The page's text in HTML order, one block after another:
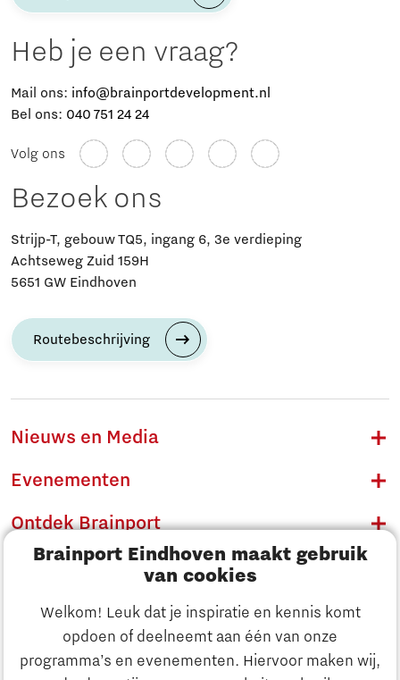
Brainport Eindhoven maakt gebruik
van cookies
Welkom! Leuk dat je inspiratie en kennis komt
opdoen of deelneemt aan één van onze
programma’s en evenementen. Hiervoor maken wij,
Ontdek Brainport
Heb je een vraag?
Mail ons: info@brainportdevelopment.nl
Bel ons: 040 751 24 24
Volg ons
Bezoek ons
Strijp-T, gebouw TQ5, ingang 6, 3e verdieping
Achtseweg Zuid 159H
5651 GW Eindhoven
Routebeschrijving
Nieuws en Media
Evenementen
Ontdek Brainport
Innovatie
Ondernemen
Onderwijs